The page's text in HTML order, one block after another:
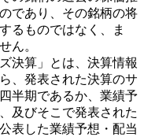
であり、その銘柄の将
るものではなく、ま
ん。
決算」とは、決算情報
、発表された決算のサ
半期であるか、業績予
及びそこで発表された
表した業績予想・配当